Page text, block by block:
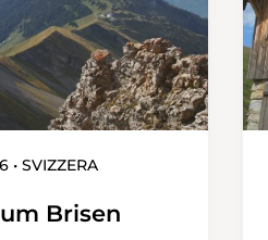
• SVIZZERA
Brisen